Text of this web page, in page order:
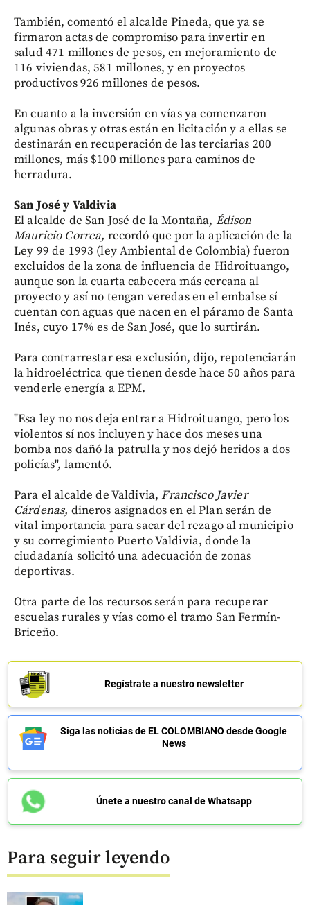
También, comentó el alcalde Pineda, que ya se
firmaron actas de compromiso para invertir en
salud 471 millones de pesos, en mejoramiento de
116 viviendas, 581 millones, y en proyectos
productivos 926 millones de pesos.
En cuanto a la inversión en vías ya comenzaron
algunas obras y otras están en licitación y a ellas se
destinarán en recuperación de las terciarias 200
millones, más $100 millones para caminos de
herradura.
San José y Valdivia
El alcalde de San José de la Montaña, Édison
Mauricio Correa, recordó que por la aplicación de la
Ley 99 de 1993 (ley Ambiental de Colombia) fueron
excluidos de la zona de influencia de Hidroituango,
aunque son la cuarta cabecera más cercana al
proyecto y así no tengan veredas en el embalse sí
cuentan con aguas que nacen en el páramo de Santa
Inés, cuyo 17% es de San José, que lo surtirán.
Para contrarrestar esa exclusión, dijo, repotenciarán
la hidroeléctrica que tienen desde hace 50 años para
venderle energía a EPM.
"Esa ley no nos deja entrar a Hidroituango, pero los
violentos sí nos incluyen y hace dos meses una
bomba nos dañó la patrulla y nos dejó heridos a dos
policías", lamentó.
Para el alcalde de Valdivia,Francisco Javier
Cárdenas, dineros asignados en el Plan serán de
vital importancia para sacar del rezago al municipio
y su corregimiento Puerto Valdivia, donde la
ciudadanía solicitó una adecuación de zonas
deportivas.
Otra parte de los recursos serán para recuperar
escuelas rurales y vías como el tramo San Fermín-
Briceño.
Regístrate a nuestro newsletter
Siga las noticias de EL COLOMBIANO desde Google
News
Únete a nuestro canal de Whatsapp
Para seguir leyendo